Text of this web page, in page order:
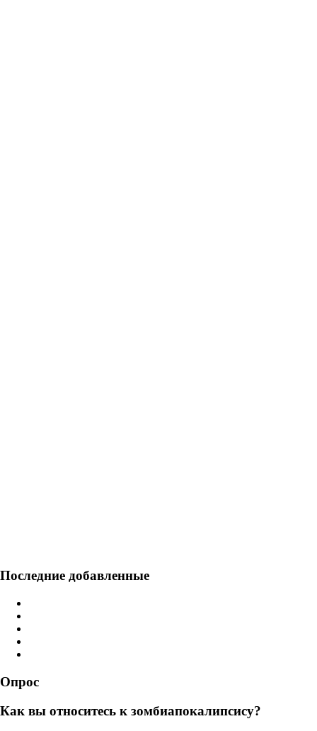
Последние добавленные
Опрос
Как вы относитесь к зомбиапокалипсису?